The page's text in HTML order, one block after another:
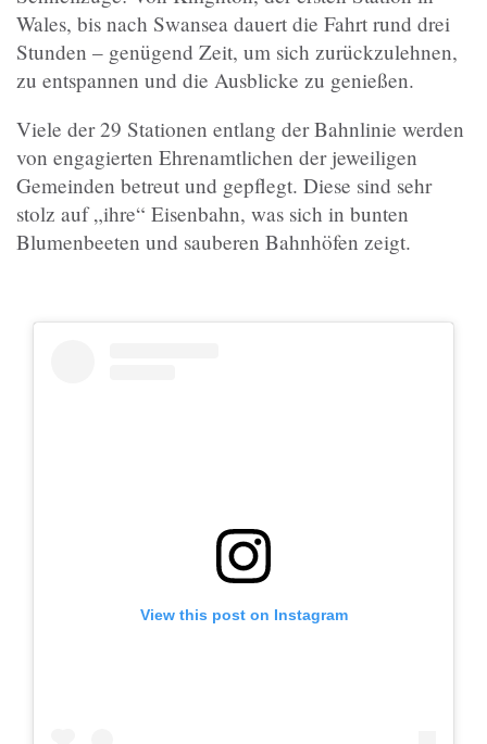
Wales, bis nach Swansea dauert die Fahrt rund drei
Stunden – genügend Zeit, um sich zurückzulehnen,
zu entspannen und die Ausblicke zu genießen.
Viele der 29 Stationen entlang der Bahnlinie werden
von engagierten Ehrenamtlichen der jeweiligen
Gemeinden betreut und gepflegt. Diese sind sehr
stolz auf „ihre“ Eisenbahn, was sich in bunten
Blumenbeeten und sauberen Bahnhöfen zeigt.
View this post on Instagram